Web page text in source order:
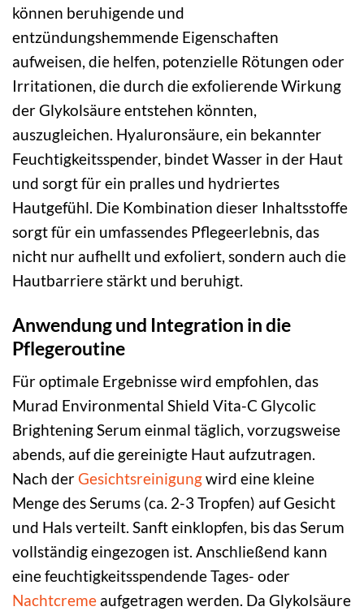
können beruhigende und
entzündungshemmende Eigenschaften
aufweisen, die helfen, potenzielle Rötungen oder
Irritationen, die durch die exfolierende Wirkung
der Glykolsäure entstehen könnten,
auszugleichen. Hyaluronsäure, ein bekannter
Feuchtigkeitsspender, bindet Wasser in der Haut
und sorgt für ein pralles und hydriertes
Hautgefühl. Die Kombination dieser Inhaltsstoffe
sorgt für ein umfassendes Pflegeerlebnis, das
nicht nur aufhellt und exfoliert, sondern auch die
Hautbarriere stärkt und beruhigt.
Anwendung und Integration in die
Pflegeroutine
Für optimale Ergebnisse wird empfohlen, das
Murad Environmental Shield Vita-C Glycolic
Brightening Serum einmal täglich, vorzugsweise
abends, auf die gereinigte Haut aufzutragen.
Nach derGesichtsreinigungwird eine kleine
Menge des Serums (ca. 2-3 Tropfen) auf Gesicht
und Hals verteilt. Sanft einklopfen, bis das Serum
vollständig eingezogen ist. Anschließend kann
eine feuchtigkeitsspendende Tages- oder
Nachtcreme aufgetragen werden. Da Glykolsäure